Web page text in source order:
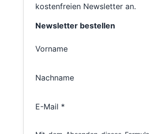
kostenfreien Newsletter an.